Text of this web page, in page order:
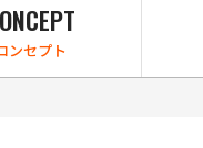
ンセプト